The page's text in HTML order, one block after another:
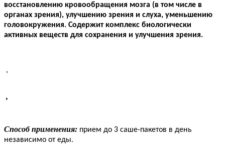
восстановлению кровообращения мозга (в том числе в
органах зрения), улучшению зрения и слуха, уменьшению
головокружения. Содержит комплекс биологически
активных веществ для сохранения и улучшения зрения.
,
,
Способ применения: прием до 3 саше-пакетов в день
независимо от еды.